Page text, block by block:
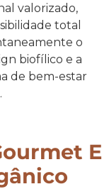
valorizado,
total
o
biofílico e a
de bem-estar
E